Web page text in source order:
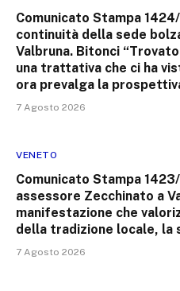
Comunicato Stampa
continuità della sede
Valbruna. Bitonci
una trattativa che ci ha
ora prevalga la
7 Agosto 2026
VENETO
Comunicato Stampa
assessore Zecchinato a
manifestazione che
della tradizione locale, la
7 Agosto 2026